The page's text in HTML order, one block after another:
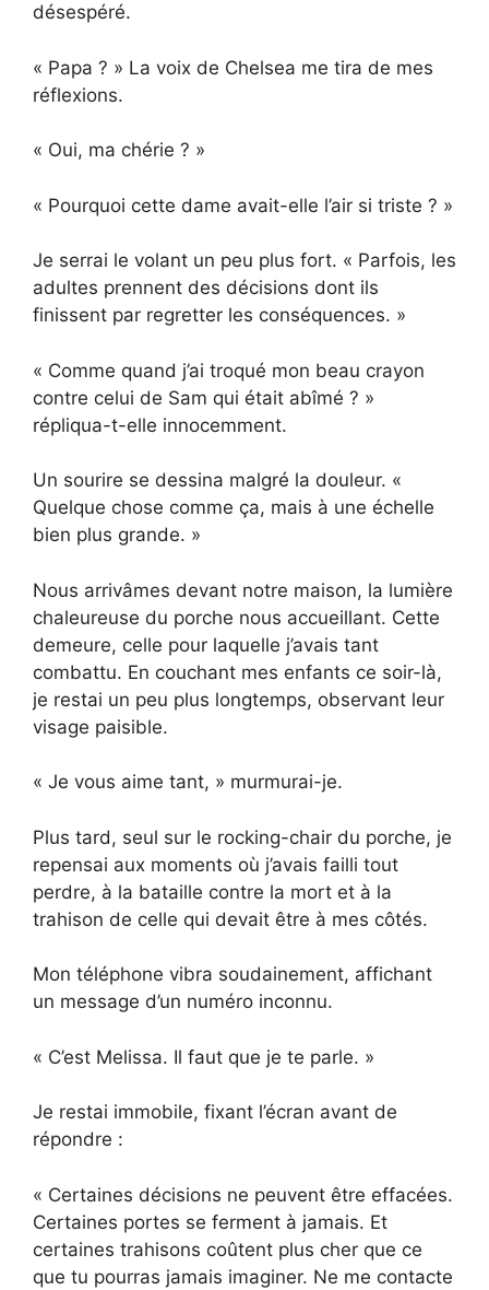
désespéré.
« Papa ? » La voix de Chelsea me tira de mes
réflexions.
« Oui, ma chérie ? »
« Pourquoi cette dame avait-elle l’air si triste ? »
Je serrai le volant un peu plus fort. « Parfois, les
adultes prennent des décisions dont ils
finissent par regretter les conséquences. »
« Comme quand j’ai troqué mon beau crayon
contre celui de Sam qui était abîmé ? »
répliqua-t-elle innocemment.
Un sourire se dessina malgré la douleur. «
Quelque chose comme ça, mais à une échelle
bien plus grande. »
Nous arrivâmes devant notre maison, la lumière
chaleureuse du porche nous accueillant. Cette
demeure, celle pour laquelle j’avais tant
combattu. En couchant mes enfants ce soir-là,
je restai un peu plus longtemps, observant leur
visage paisible.
« Je vous aime tant, » murmurai-je.
Plus tard, seul sur le rocking-chair du porche, je
repensai aux moments où j’avais failli tout
perdre, à la bataille contre la mort et à la
trahison de celle qui devait être à mes côtés.
Mon téléphone vibra soudainement, affichant
un message d’un numéro inconnu.
« C’est Melissa. Il faut que je te parle. »
Je restai immobile, fixant l’écran avant de
répondre :
« Certaines décisions ne peuvent être effacées.
Certaines portes se ferment à jamais. Et
certaines trahisons coûtent plus cher que ce
que tu pourras jamais imaginer. Ne me contacte